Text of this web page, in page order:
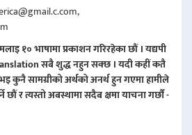
१० भाषामा प्रकाशन गरिरहेका छौं । यद्यपी
सबै शुद्ध नहुन सक्छ । यदी कहीं कतै
कुनै सामग्रीको अर्थको अनर्थ हुन गएमा हामीले
छौं र त्यस्तो अबस्थामा सदैब क्षमा याचना गर्छौं -